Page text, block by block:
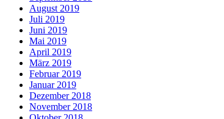
August 2019
Juli 2019
Juni 2019
Mai 2019
April 2019
März 2019
Februar 2019
Januar 2019
Dezember 2018
November 2018